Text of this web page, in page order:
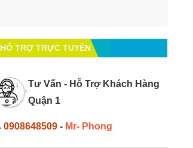
HỔ TRỢ TRỰC TUYẾN
Tư Vấn - Hỗ Trợ Khách Hàng
Quận 1
0908648509- Mr- Phong